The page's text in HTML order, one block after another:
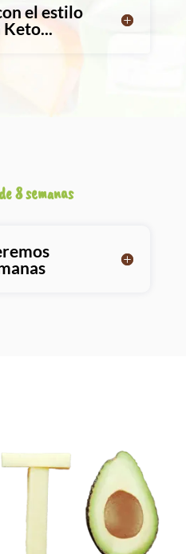
el estilo
8 semanas